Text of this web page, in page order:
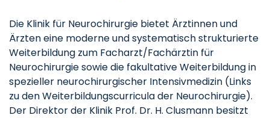
Die Klinik für Neurochirurgie bietet Ärztinnen und
Ärzten eine moderne und systematisch strukturierte
Weiterbildung zum Facharzt/Fachärztin für
Neurochirurgie sowie die fakultative Weiterbildung in
spezieller neurochirurgischer Intensivmedizin (Links
zu den Weiterbildungscurricula der Neurochirurgie).
Der Direktor der Klinik Prof. Dr. H. Clusmann besitzt